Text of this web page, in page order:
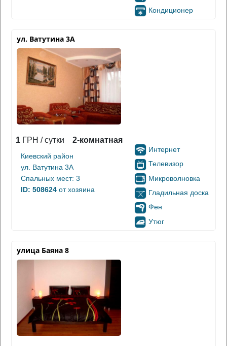
Кондиционер
ул. Ватутина 3А
1 ГРН / сутки 2-комнатная
Киевский район
ул. Ватутина 3А
Спальных мест: 3
ID: 508624 от хозяина
Интернет
Телевизор
Микроволновка
Гладильная доска
Фен
Утюг
улица Баяна 8